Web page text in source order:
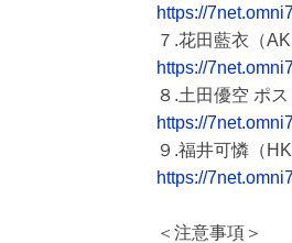
https://
７.花田藍衣（
https://
８.土田優空 ポ
https://
９.福井可憐（
https://
＜注意事項＞